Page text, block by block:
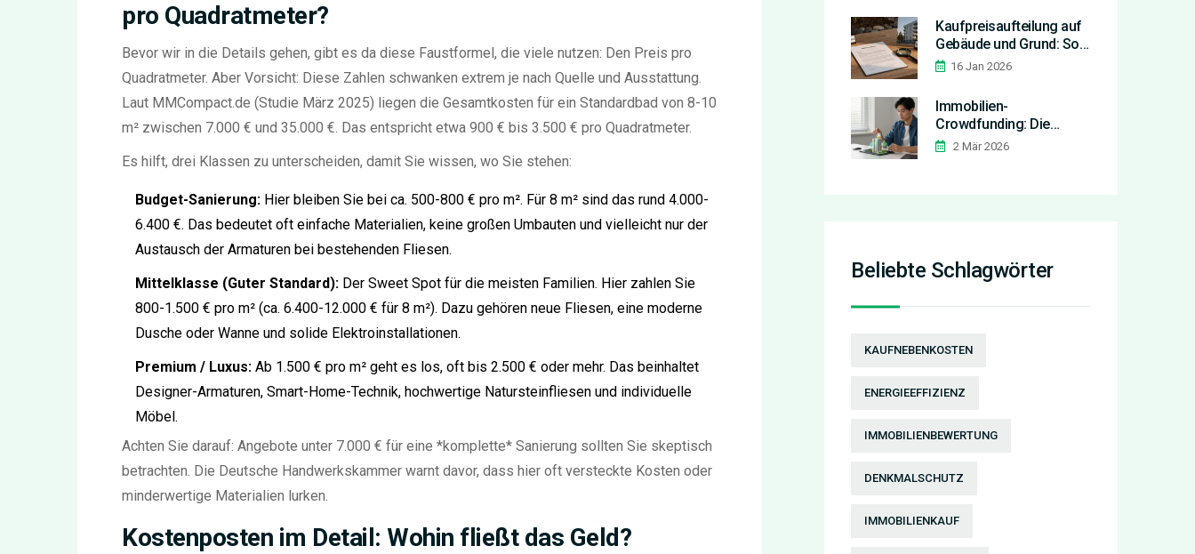
pro Quadratmeter?
Bevor wir in die Details gehen, gibt es da diese Faustformel, die viele nutzen: Den Preis pro
Quadratmeter. Aber Vorsicht: Diese Zahlen schwanken extrem je nach Quelle und Ausstattung.
Laut MMCompact.de (Studie März 2025) liegen die Gesamtkosten für ein Standardbad von 8-10
m² zwischen 7.000 € und 35.000 €. Das entspricht etwa 900 € bis 3.500 € pro Quadratmeter.
Es hilft, drei Klassen zu unterscheiden, damit Sie wissen, wo Sie stehen:
Budget-Sanierung: Hier bleiben Sie bei ca. 500-800 € pro m². Für 8 m² sind das rund 4.000-
6.400 €. Das bedeutet oft einfache Materialien, keine großen Umbauten und vielleicht nur der
Austausch der Armaturen bei bestehenden Fliesen.
Mittelklasse (Guter Standard): Der Sweet Spot für die meisten Familien. Hier zahlen Sie
800-1.500 € pro m² (ca. 6.400-12.000 € für 8 m²). Dazu gehören neue Fliesen, eine moderne
Dusche oder Wanne und solide Elektroinstallationen.
Premium / Luxus: Ab 1.500 € pro m² geht es los, oft bis 2.500 € oder mehr. Das beinhaltet
Designer-Armaturen, Smart-Home-Technik, hochwertige Natursteinfliesen und individuelle
Möbel.
Achten Sie darauf: Angebote unter 7.000 € für eine *komplette* Sanierung sollten Sie skeptisch
betrachten. Die Deutsche Handwerkskammer warnt davor, dass hier oft versteckte Kosten oder
minderwertige Materialien lurken.
Kostenposten im Detail: Wohin fließt das Geld?
Kaufpreisaufteilung auf
Gebäude und Grund: So
steuerlich vorteilhaft
16 Jan 2026
Immobilien-
Crowdfunding: Die
besten Plattformen im
2 Mär 2026
Beliebte Schlagwörter
KAUFNEBENKOSTEN
ENERGIEEFFIZIENZ
IMMOBILIENBEWERTUNG
DENKMALSCHUTZ
IMMOBILIENKAUF